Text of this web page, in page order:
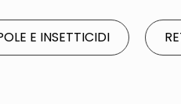
E INSETTICIDI